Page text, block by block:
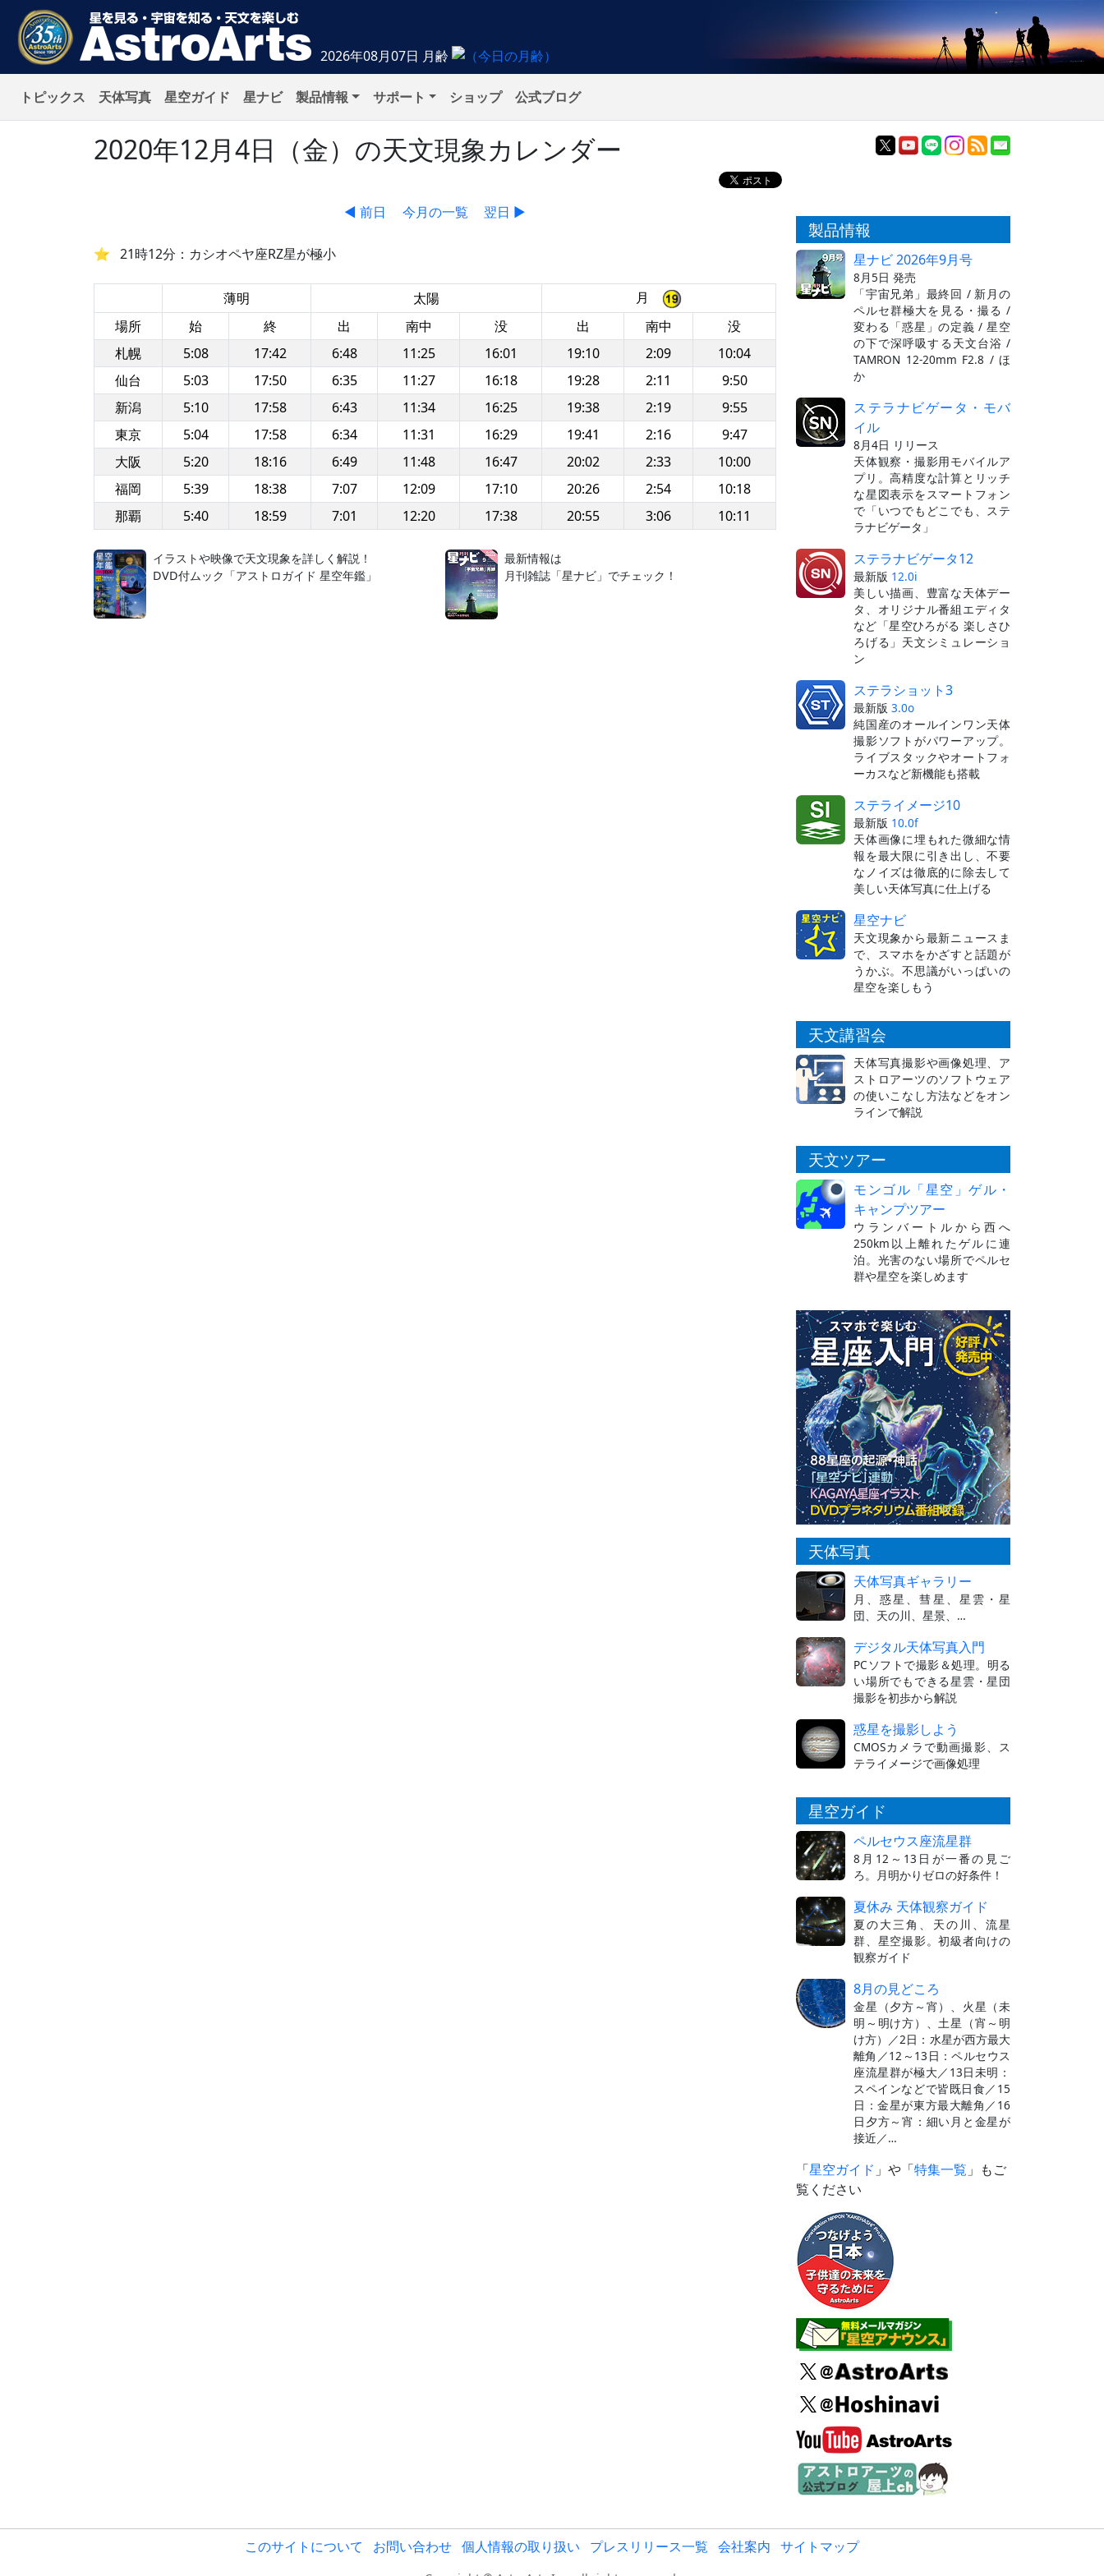
2026年08月07日 月齢
トピックス 天体写真 星空ガイド 星ナビ 製品情報 サポート ショップ 公式ブログ
2020年12月4日（金）の天文現象カレンダー
◀ 前日 今月の一覧 翌日 ▶
21時12分：カシオペヤ座RZ星が極小
薄明 太陽
月
場所
始 終 出 南中 没 出 南中
没
札幌
5:08 17:42 6:48 11:25 16:01 19:10 2:09
10:04
仙台
5:03 17:50 6:35 11:27 16:18 19:28 2:11
9:50
新潟
5:10 17:58 6:43 11:34 16:25 19:38 2:19
9:55
東京
5:04 17:58 6:34 11:31 16:29 19:41 2:16
9:47
大阪
5:20 18:16 6:49 11:48 16:47 20:02 2:33
10:00
福岡
5:39 18:38 7:07 12:09 17:10 20:26 2:54
10:18
那覇
5:40 18:59 7:01 12:20 17:38 20:55 3:06 10:11
イラストや映像で天文現象を詳しく解説！
DVD付ムック「アストロガイド 星空年鑑」
最新情報は
月刊雑誌「星ナビ」でチェック！
製品情報
星ナビ 2026年9月号
8月5日 発売
「宇宙兄弟」最終回 / 新月の
ペルセ群極大を見る・撮る /
変わる「惑星」の定義 / 星空
の下で深呼吸する天文台浴 /
TAMRON 12-20mm F2.8 / ほ
か
ステラナビゲータ・モバ
イル
8月4日 リリース
天体観察・撮影用モバイルア
プリ。高精度な計算とリッチ
な星図表示をスマートフォン
で「いつでもどこでも、ステ
ラナビゲータ」
ステラナビゲータ12
最新版 12.0i
美しい描画、豊富な天体デー
タ、オリジナル番組エディタ
など「星空ひろがる 楽しさひ
ろげる」天文シミュレーショ
ン
ステラショット3
最新版 3.0o
純国産のオールインワン天体
撮影ソフトがパワーアップ。
ライブスタックやオートフォ
ーカスなど新機能も搭載
ステライメージ10
最新版 10.0f
天体画像に埋もれた微細な情
報を最大限に引き出し、不要
なノイズは徹底的に除去して
美しい天体写真に仕上げる
星空ナビ
天文現象から最新ニュースま
で、スマホをかざすと話題が
うかぶ。不思議がいっぱいの
星空を楽しもう
天文講習会
天体写真撮影や画像処理、ア
ストロアーツのソフトウェア
の使いこなし方法などをオン
ラインで解説
天文ツアー
モンゴル「星空」ゲル・
キャンプツアー
ウランバートルから西へ
250km以上離れたゲルに連
泊。光害のない場所でペルセ
群や星空を楽しめます
天体写真
天体写真ギャラリー
月、惑星、彗星、星雲・星
団、天の川、星景、…
デジタル天体写真入門
PCソフトで撮影＆処理。明る
い場所でもできる星雲・星団
撮影を初歩から解説
惑星を撮影しよう
CMOSカメラで動画撮影、ス
テライメージで画像処理
星空ガイド
ペルセウス座流星群
8月12～13日が一番の見ご
ろ。月明かりゼロの好条件！
夏休み 天体観察ガイド
夏の大三角、天の川、流星
群、星空撮影。初級者向けの
観察ガイド
8月の見どころ
金星（夕方～宵）、火星（未
明～明け方）、土星（宵～明
け方）／2日：水星が西方最大
離角／12～13日：ペルセウス
座流星群が極大／13日未明：
スペインなどで皆既日食／15
日：金星が東方最大離角／16
日夕方～宵：細い月と金星が
接近／…
「星空ガイド 」や「特集一覧 」もご
覧ください
このサイトについて お問い合わせ 個人情報の取り扱い プレスリリース一覧 会社案内 サイトマップ